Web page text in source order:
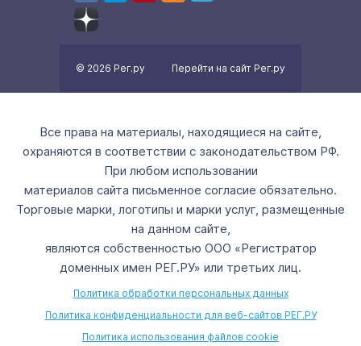
© 2026 Рег.ру Перейти на сайт Рег.ру
Все права на материалы, находящиеся на сайте,
охраняются в соответствии с законодательством РФ.
При любом использовании
материалов сайта письменное согласие обязательно.
Торговые марки, логотипы и марки услуг, размещенные
на данном сайте,
являются собственностью ООО «Регистратор
доменных имен РЕГ.РУ» или третьих лиц.
Политика обработки персональных данных
Политика конфиденциальности для веб-сайтов РЕГ.РУ
Политика использования файлов cookie